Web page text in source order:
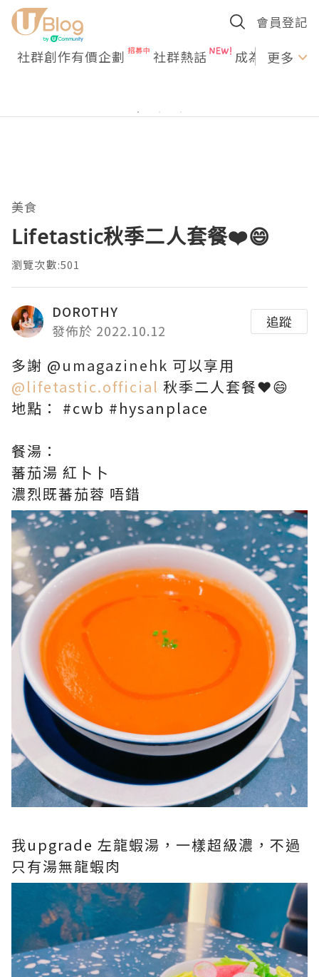
會員登記
社群創作有價企劃 社群熱話 成為U更多
美食
Lifetastic秋季二人套餐❤️😄
瀏覽次數:501
DOROTHY
發佈於 2022.10.12
追蹤
多謝 @umagazinehk 可以享用
@lifetastic.official 秋季二人套餐❤️😄
地點： #cwb #hysanplace
餐湯：
蕃茄湯 紅卜卜
濃烈既蕃茄蓉 唔錯
我upgrade 左龍蝦湯，一樣超級濃，不過
只有湯無龍蝦肉